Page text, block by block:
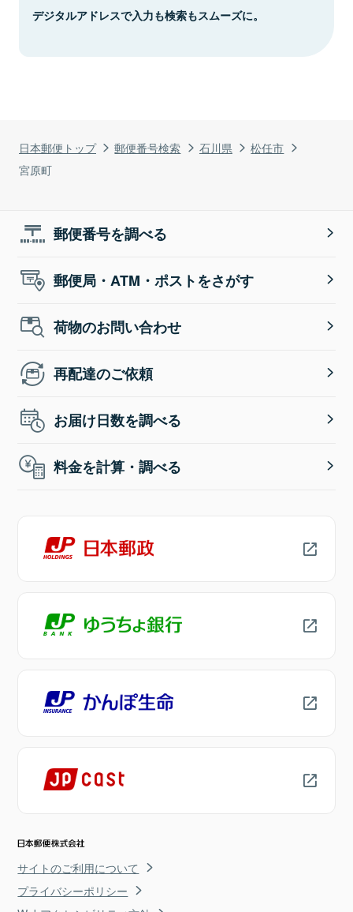
日本郵便トップ 郵便番号検索 石川県
松任市
宮原町
デジタルアドレスで入力も検索もスムーズに。
郵便番号を調べる
郵便局・ATM・ポストをさがす
荷物のお問い合わせ
再配達のご依頼
お届け日数を調べる
料金を計算・調べる
サイトのご利用について
プライバシーポリシー